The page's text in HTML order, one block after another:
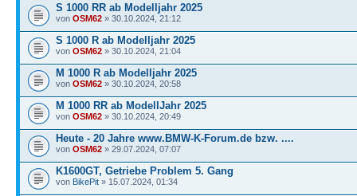
S 1000 RR ab Modelljahr 2025
von OSM62 » 30.10.2024, 21:12
S 1000 R ab Modelljahr 2025
von OSM62 » 30.10.2024, 21:04
M 1000 R ab Modelljahr 2025
von OSM62 » 30.10.2024, 20:58
M 1000 RR ab ModellJahr 2025
von OSM62 » 30.10.2024, 20:49
Heute - 20 Jahre www.BMW-K-Forum.de bzw. ....
von OSM62 » 29.07.2024, 07:07
K1600GT, Getriebe Problem 5. Gang
von BikePit » 15.07.2024, 01:34